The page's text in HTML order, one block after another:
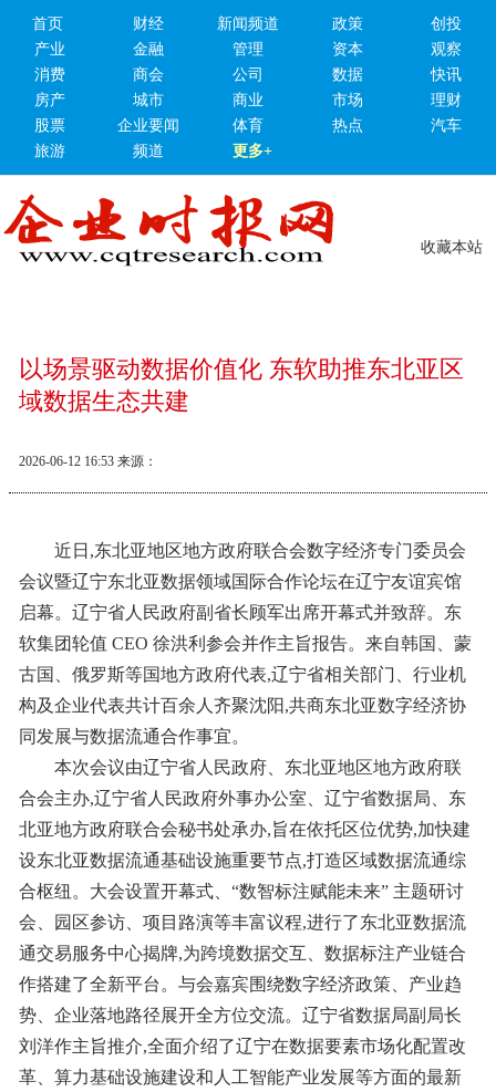
首页 财经 新闻频道 政策
创投
产业
金融 管理 资本
观察
消费
商会 公司 数据
快讯
房产
城市 商业 市场
理财
股票
企业要闻 体育 热点
汽车
旅游
频道 更多+
收藏本站
以场景驱动数据价值化 东软助推东北亚区
域数据生态共建
2026-06-12 16:53 来源：
近日,东北亚地区地方政府联合会数字经济专门委员会
会议暨辽宁东北亚数据领域国际合作论坛在辽宁友谊宾馆
启幕。辽宁省人民政府副省长顾军出席开幕式并致辞。东
软集团轮值 CEO 徐洪利参会并作主旨报告。来自韩国、蒙
古国、俄罗斯等国地方政府代表,辽宁省相关部门、行业机
构及企业代表共计百余人齐聚沈阳,共商东北亚数字经济协
同发展与数据流通合作事宜。
本次会议由辽宁省人民政府、东北亚地区地方政府联
合会主办,辽宁省人民政府外事办公室、辽宁省数据局、东
北亚地方政府联合会秘书处承办,旨在依托区位优势,加快建
设东北亚数据流通基础设施重要节点,打造区域数据流通综
合枢纽。大会设置开幕式、“数智标注赋能未来” 主题研讨
会、园区参访、项目路演等丰富议程,进行了东北亚数据流
通交易服务中心揭牌,为跨境数据交互、数据标注产业链合
作搭建了全新平台。与会嘉宾围绕数字经济政策、产业趋
势、企业落地路径展开全方位交流。辽宁省数据局副局长
刘洋作主旨推介,全面介绍了辽宁在数据要素市场化配置改
革、算力基础设施建设和人工智能产业发展等方面的最新